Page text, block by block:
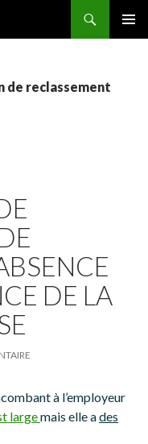
de reclassement
DE LA
à l’employeur
largemais elle ades